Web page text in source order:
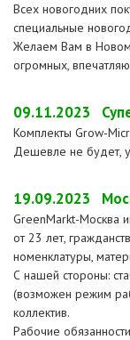
Всех новогодних
специальные
Желаем Вам в Новом
огромных,
09.11.2023
Комплекты Grow-
Дешевле не будет,
19.09.2023
GreenMarkt-Москва
от 23 лет,
номенклатуры,
С нашей стороны:
(возможен режим
коллектив.
Рабочие